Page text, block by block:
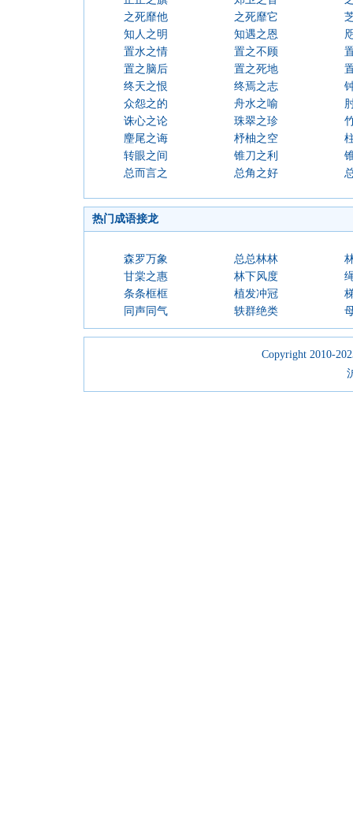
之死靡他
之死靡它
知人之明
知遇之恩
置水之情
置之不顾
置之脑后
置之死地
终天之恨
终焉之志
众怨之的
舟水之喻
诛心之论
珠翠之珍
麈尾之诲
杼柚之空
转眼之间
锥刀之利
总而言之
总角之好
热门成语接龙
森罗万象 总总林林
甘棠之惠
林下风度
条条框框
植发冲冠
同声同气
轶群绝类
Copyright 2010-